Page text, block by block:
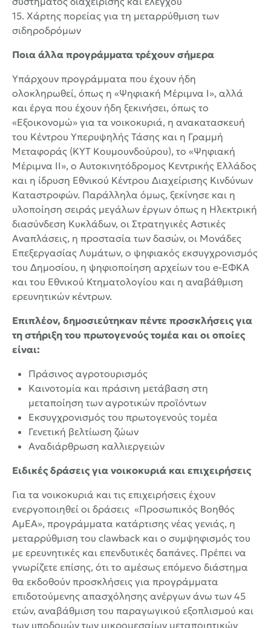
15. Χάρτης πορείας για τη μεταρρύθμιση των
σιδηροδρόμων
Ποια άλλα προγράμματα τρέχουν σήμερα
Υπάρχουν προγράμματα που έχουν ήδη
ολοκληρωθεί, όπως η «Ψηφιακή Μέριμνα Ι», αλλά
και έργα που έχουν ήδη ξεκινήσει, όπως το
«Εξοικονομώ» για τα νοικοκυριά, η ανακατασκευή
του Κέντρου Υπερυψηλής Τάσης και η Γραμμή
Μεταφοράς (ΚΥΤ Κουμουνδούρου), το «Ψηφιακή
Μέριμνα ΙΙ», ο Αυτοκινητόδρομος Κεντρικής Ελλάδος
και η ίδρυση Εθνικού Κέντρου Διαχείρισης Κινδύνων
Καταστροφών. Παράλληλα όμως, ξεκίνησε και η
υλοποίηση σειράς μεγάλων έργων όπως η Ηλεκτρική
διασύνδεση Κυκλάδων, οι Στρατηγικές Αστικές
Αναπλάσεις, η προστασία των δασών, οι Μονάδες
Επεξεργασίας Λυμάτων, ο ψηφιακός εκσυγχρονισμός
του Δημοσίου, η ψηφιοποίηση αρχείων του e-ΕΦΚΑ
και του Εθνικού Κτηματολογίου και η αναβάθμιση
ερευνητικών κέντρων.
Επιπλέον, δημοσιεύτηκαν πέντε προσκλήσεις για
τη στήριξη του πρωτογενούς τομέα και οι οποίες
είναι:
Πράσινος αγροτουρισμός
Καινοτομία και πράσινη μετάβαση στη
μεταποίηση των αγροτικών προϊόντων
Εκσυγχρονισμός του πρωτογενούς τομέα
Γενετική βελτίωση ζώων
Αναδιάρθρωση καλλιεργειών
Ειδικές δράσεις για νοικοκυριά και επιχειρήσεις
Για τα νοικοκυριά και τις επιχειρήσεις έχουν
ενεργοποιηθεί οι δράσεις «Προσωπικός Βοηθός
ΑμΕΑ», προγράμματα κατάρτισης νέας γενιάς, η
μεταρρύθμιση του clawback και ο συμψηφισμός του
με ερευνητικές και επενδυτικές δαπάνες. Πρέπει να
γνωρίζετε επίσης, ότι το αμέσως επόμενο διάστημα
θα εκδοθούν προσκλήσεις για προγράμματα
επιδοτούμενης απασχόλησης ανέργων άνω των 45
ετών, αναβάθμιση του παραγωγικού εξοπλισμού και
των υποδομών των μικρομεσαίων μεταποιητικών